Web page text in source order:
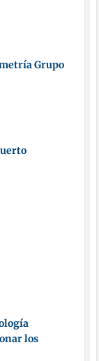
Grupo
los